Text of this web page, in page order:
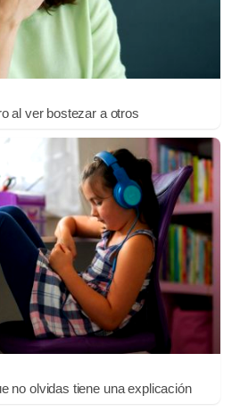
al ver bostezar a otros
no olvidas tiene una explicación